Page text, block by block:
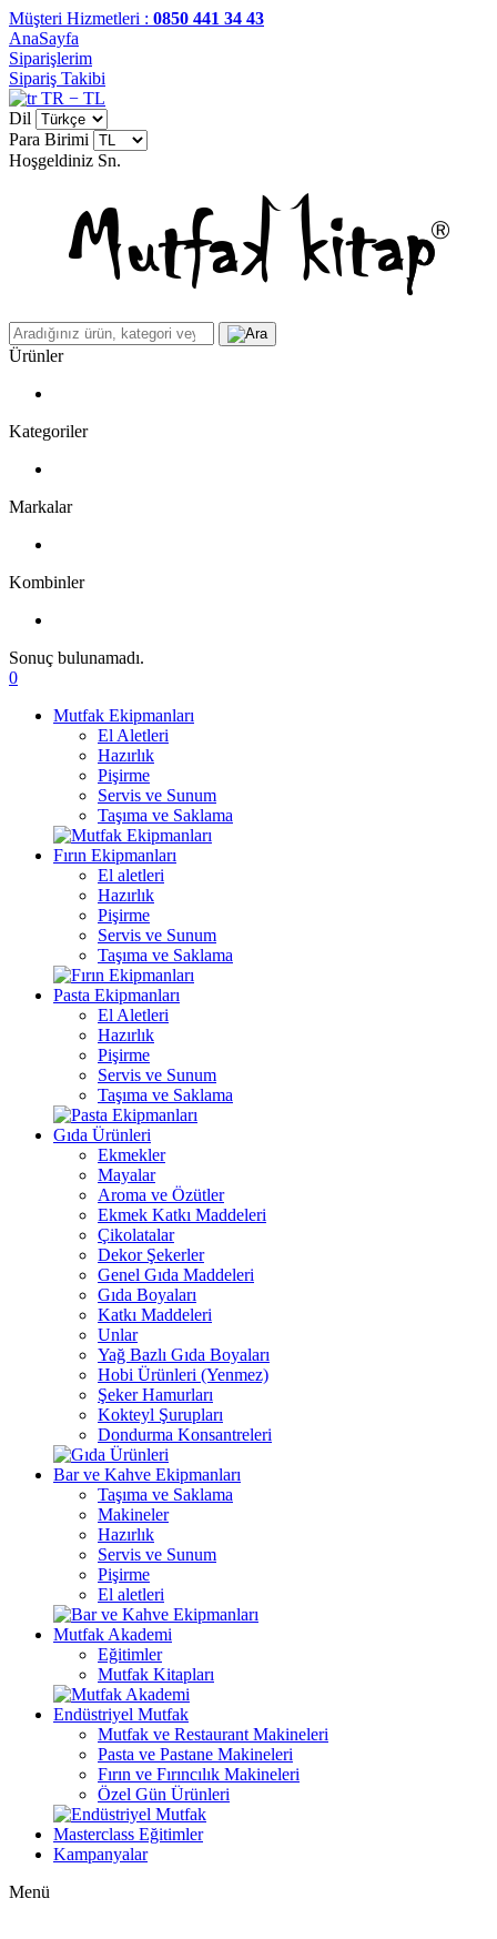
Müşteri Hizmetleri : 0850 441 34 43
AnaSayfa
Siparişlerim
Sipariş Takibi
TR − TL
Dil
Para Birimi
Hoşgeldiniz Sn.
Ürünler
Kategoriler
Markalar
Kombinler
Sonuç bulunamadı.
0
Mutfak Ekipmanları
El Aletleri
Hazırlık
Pişirme
Servis ve Sunum
Taşıma ve Saklama
Fırın Ekipmanları
El aletleri
Hazırlık
Pişirme
Servis ve Sunum
Taşıma ve Saklama
Pasta Ekipmanları
El Aletleri
Hazırlık
Pişirme
Servis ve Sunum
Taşıma ve Saklama
Gıda Ürünleri
Ekmekler
Mayalar
Aroma ve Özütler
Ekmek Katkı Maddeleri
Çikolatalar
Dekor Şekerler
Genel Gıda Maddeleri
Gıda Boyaları
Katkı Maddeleri
Unlar
Yağ Bazlı Gıda Boyaları
Hobi Ürünleri (Yenmez)
Şeker Hamurları
Kokteyl Şurupları
Dondurma Konsantreleri
Bar ve Kahve Ekipmanları
Taşıma ve Saklama
Makineler
Hazırlık
Servis ve Sunum
Pişirme
El aletleri
Mutfak Akademi
Eğitimler
Mutfak Kitapları
Endüstriyel Mutfak
Mutfak ve Restaurant Makineleri
Pasta ve Pastane Makineleri
Fırın ve Fırıncılık Makineleri
Özel Gün Ürünleri
Masterclass Eğitimler
Kampanyalar
Menü